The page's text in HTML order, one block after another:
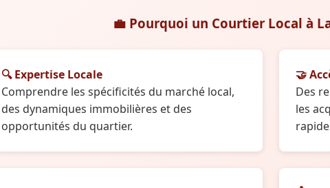
💼 Pourquoi un Courtier Local à
🔍 Expertise Locale
Comprendre les spécificités du marché local,
des dynamiques immobilières et des
opportunités du quartier.
🤝
Des
les